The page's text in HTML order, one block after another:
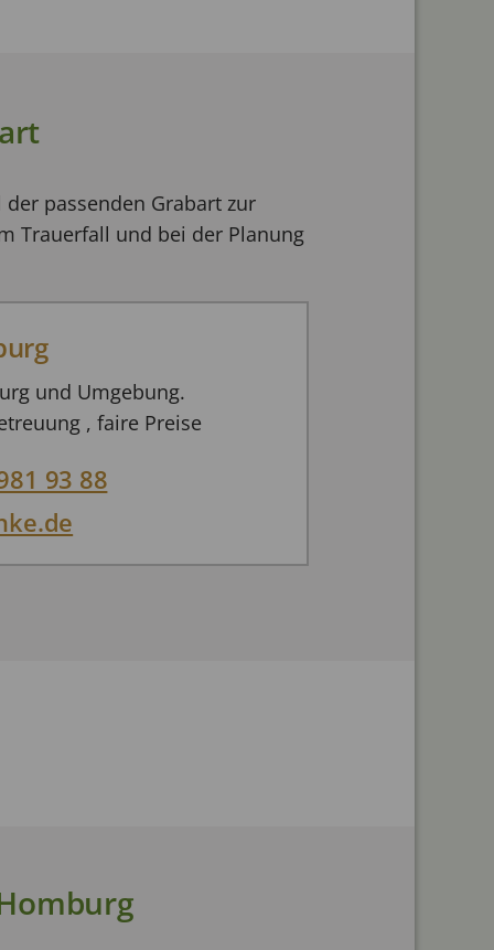
passenden Grabart zur
Trauerfall und bei der Planung
und Umgebung.
, faire Preise
93 88